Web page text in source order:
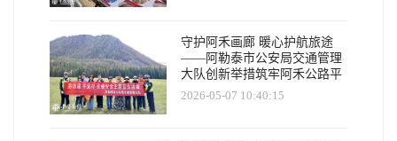
守护阿禾画廊 暖心护航旅途
——阿勒泰市公安局交通管理
大队创新举措筑牢阿禾公路平
安防线
2026-05-07 10:40:15